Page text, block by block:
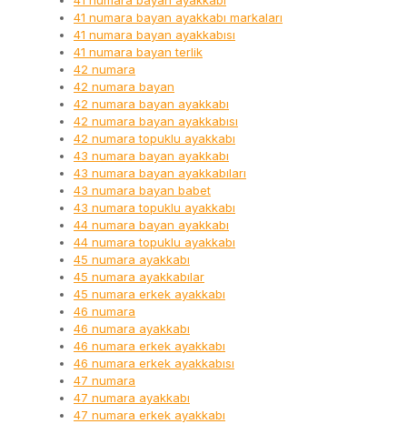
41 numara bayan ayakkabı markaları
41 numara bayan ayakkabısı
41 numara bayan terlik
42 numara
42 numara bayan
42 numara bayan ayakkabı
42 numara bayan ayakkabısı
42 numara topuklu ayakkabı
43 numara bayan ayakkabı
43 numara bayan ayakkabıları
43 numara bayan babet
43 numara topuklu ayakkabı
44 numara bayan ayakkabı
44 numara topuklu ayakkabı
45 numara ayakkabı
45 numara ayakkabılar
45 numara erkek ayakkabı
46 numara
46 numara ayakkabı
46 numara erkek ayakkabı
46 numara erkek ayakkabısı
47 numara
47 numara ayakkabı
47 numara erkek ayakkabı